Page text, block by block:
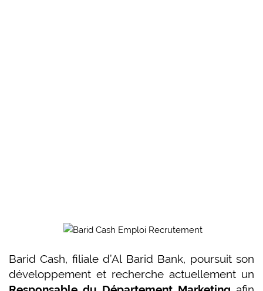
Barid Cash, filiale d’Al Barid Bank, poursuit son
développement et recherche actuellement un